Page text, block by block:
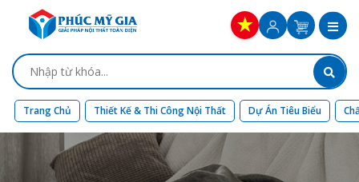
Trang Chủ Thiết Kế & Thi Công Nội Thất Dự Án Tiêu Biểu